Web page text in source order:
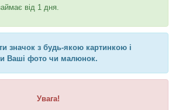
від 1 дня.
значок з будь-якою картинкою і
Ваші фото чи малюнок.
Увага!